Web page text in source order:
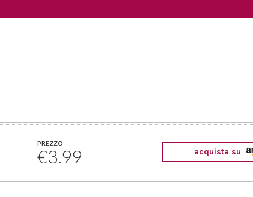
PREZZO
€3.99 acquista su